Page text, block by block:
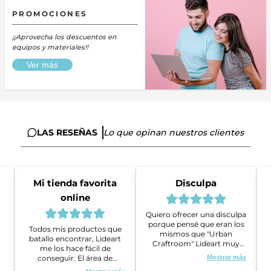
PROMOCIONES
¡¡Aprovecha los descuentos en
equipos y materiales!!
Ver más
LAS RESEÑAS Lo que opinan nuestros clientes
Mi tienda favorita
online
Todos mis productos que
batallo encontrar, Lideart
me los hace fácil de
conseguir. El área de
ventas es super amable y
Disculpa
Quiero ofrecer una disculpa
porque pensé que eran los
mismos que "Urban
Craftroom" Lideart muy
amables me ayudaron a
gestionar un problema que
Mostrar más